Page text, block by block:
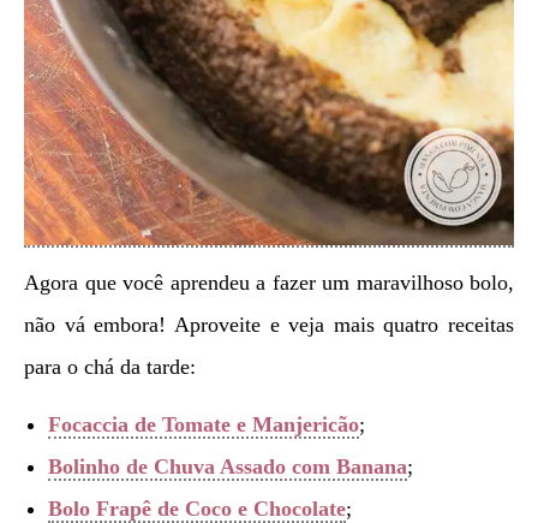
Agora que você aprendeu a fazer um maravilhoso bolo,
não vá embora! Aproveite e veja mais quatro receitas
para o chá da tarde:
Focaccia de Tomate e Manjericão;
Bolinho de Chuva Assado com Banana;
Bolo Frapê de Coco e Chocolate;